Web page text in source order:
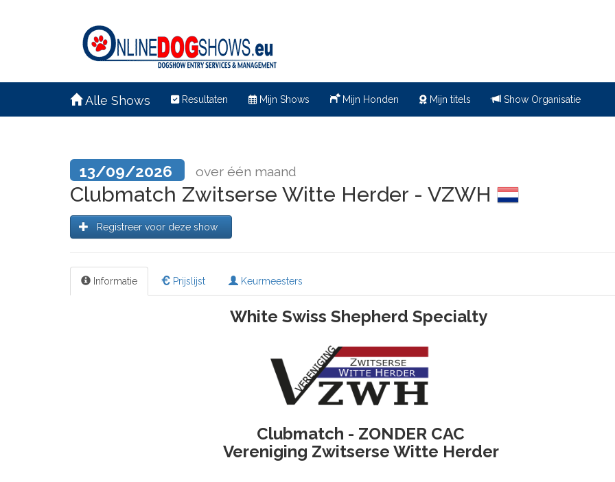
Alle Shows Resultaten Mijn Shows Mijn Honden Mijn titels Show Organisatie
13/09/2026 over één maand
Clubmatch Zwitserse Witte Herder - VZWH
Registreer voor deze show
Informatie Prijslijst Keurmeesters
White Swiss Shepherd Specialty
Clubmatch - ZONDER CAC
Vereniging Zwitserse Witte Herder